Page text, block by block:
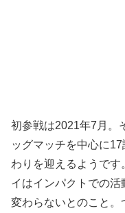
初参戦は2021年7月。
ッグマッチを中心に
わりを迎えるようです
イはインパクトでの
変わらないとのこと。